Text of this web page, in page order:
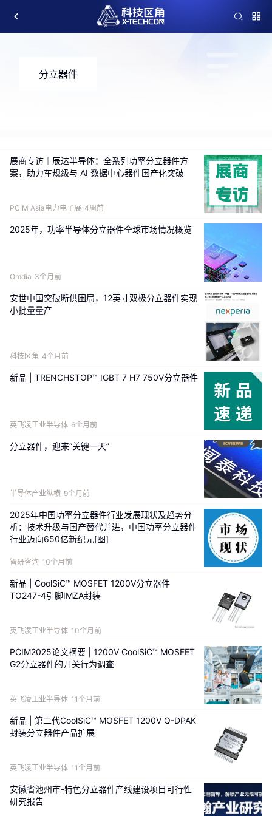
分立器件
展商专访｜辰达半导体：全系列功率分立器件方
案，助力车规级与 AI 数据中心器件国产化突破
PCIM Asia电力电子展 4周前
2025年，功率半导体分立器件全球市场情况概览
Omdia 3个月前
安世中国突破断供困局，12英寸双极分立器件实现
小批量量产
科技区角 4个月前
新品 | TRENCHSTOP™ IGBT 7 H7 750V分立器件
英飞凌工业半导体 6个月前
分立器件，迎来“关键一天”
半导体产业纵横 9个月前
2025年中国功率分立器件‌行业发展现状及趋势分
析：技术升级与国产替代并进，中国功率分立器件
行业迈向650亿新纪元[图]
智研咨询 10个月前
新品 | CoolSiC™ MOSFET 1200V分立器件
TO247-4引脚IMZA封装
英飞凌工业半导体 10个月前
PCIM2025论文摘要 | 1200V CoolSiC™ MOSFET
G2分立器件的开关行为调查
英飞凌工业半导体 11个月前
新品 | 第二代CoolSiC™ MOSFET 1200V Q-DPAK
封装分立器件产品扩展
英飞凌工业半导体 11个月前
安徽省池州市-特色分立器件产线建设项目可行性
研究报告